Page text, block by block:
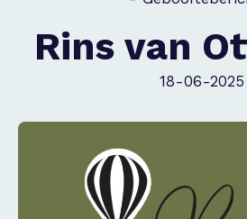
Rins van
18-06-2025